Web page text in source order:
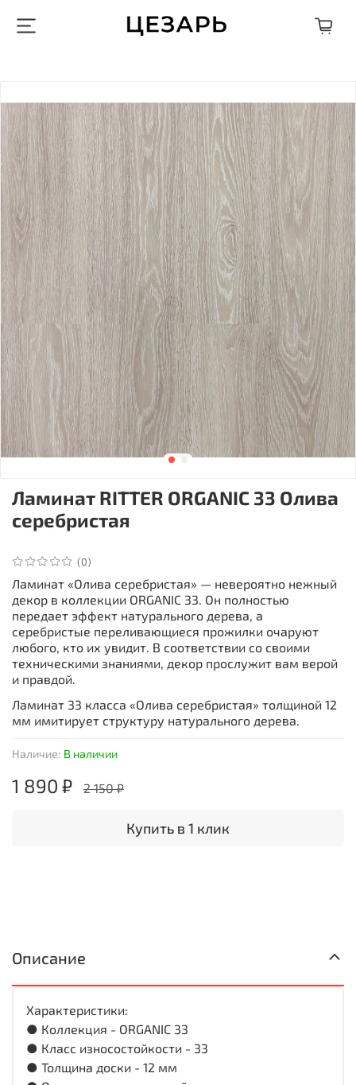
(0)
Наличие: В наличии
Ламинат RITTER ORGANIC 33 Олива
серебристая
1 890 ₽ 2 150 ₽
Купить в 1 клик
Ламинат «Олива серебристая» — невероятно нежный
декор в коллекции ORGANIC 33. Он полностью
передает эффект натурального дерева, а
серебристые переливающиеся прожилки очаруют
любого, кто их увидит. В соответствии со своими
техническими знаниями, декор прослужит вам верой
и правдой.
Ламинат 33 класса «Олива серебристая» толщиной 12
мм имитирует структуру натурального дерева.
Описание
Характеристики:
● Коллекция - ORGANIC 33
● Класс износостойкости - 33
● Толщина доски - 12 мм